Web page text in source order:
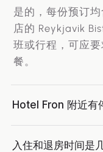
是的，每份预订
店的 Reykjavik
班或行程，可应
餐。
Hotel Fron 附近有
入住和退房时间是